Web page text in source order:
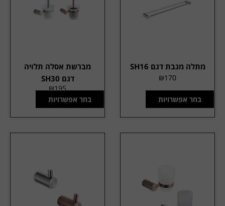
מתלה מגבת דגם SH16
₪170
בחר אפשרויות
מברשת אסלה תלויה
דגם SH30
₪195
בחר אפשרויות